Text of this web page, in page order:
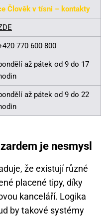
Člověk v tísni – kontakty
770 600 800
až pátek od 9 do 17
až pátek od 9 do 22
je nesmysl
že existují různé
placené tipy, díky
kanceláří. Logika
by takové systémy